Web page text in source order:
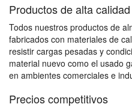
Productos de alta calidad
Todos nuestros productos de
fabricados con materiales de
resistir cargas pesadas y
material nuevo como el usado
en ambientes comerciales e
Precios competitivos